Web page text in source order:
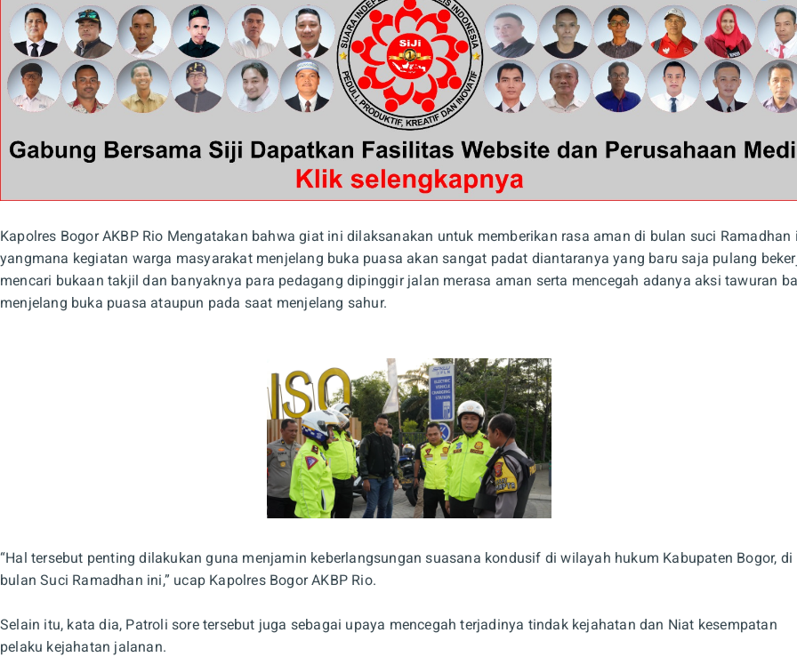
Kapolres Bogor AKBP Rio Mengatakan bahwa giat ini dilaksanakan untuk memberikan rasa aman di bulan suci Ramadhan
yangmana kegiatan warga masyarakat menjelang buka puasa akan sangat padat diantaranya yang baru saja pulang
mencari bukaan takjil dan banyaknya para pedagang dipinggir jalan merasa aman serta mencegah adanya aksi tawuran
menjelang buka puasa ataupun pada saat menjelang sahur.
“Hal tersebut penting dilakukan guna menjamin keberlangsungan suasana kondusif di wilayah hukum Kabupaten Bogor, di
bulan Suci Ramadhan ini,” ucap Kapolres Bogor AKBP Rio.
Selain itu, kata dia, Patroli sore tersebut juga sebagai upaya mencegah terjadinya tindak kejahatan dan Niat kesempatan
pelaku kejahatan jalanan.